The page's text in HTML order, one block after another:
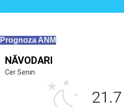
Prognoza ANM
NĂVODARI
Cer Senin
21.7